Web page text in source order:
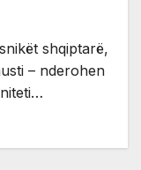
shqiptarë,
– nderohen